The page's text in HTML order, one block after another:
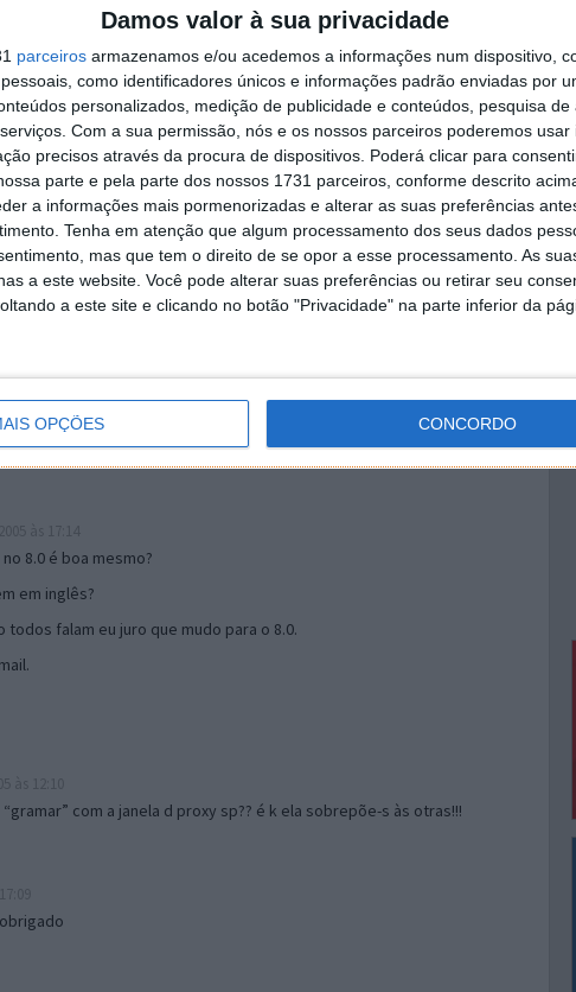
Damos valor à sua privacidade
parceiros armazenamos e/ou acedemos a informações num dispositivo,
como identificadores únicos e informações padrão enviadas por
personalizados, medição de publicidade e conteúdos, pesquisa de
Com a sua permissão, nós e os nossos parceiros poderemos usar
precisos através da procura de dispositivos. Poderá clicar para
parte e pela parte dos nossos 1731 parceiros, conforme descrito
a informações mais pormenorizadas e alterar as suas preferências
Tenha em atenção que algum processamento dos seus dados
mas que tem o direito de se opor a esse processamento. As
a este website. Você pode alterar suas preferências ou retirar seu
a este site e clicando no botão "Privacidade" na parte inferior da
OPÇÕES CONCORDO
ao teu Firefox e nas ferramentas ou tools escolhes ‘Opções’ ou
e logo perto do fim encontras um local para colocares um visto
é o browser predefinido.
mail algum.
17:00
8.0 é boa mesmo?
em inglês?
falam eu juro que mudo para o 8.0.
com a janela d proxy sp?? é k ela sobrepõe-s às otras!!!